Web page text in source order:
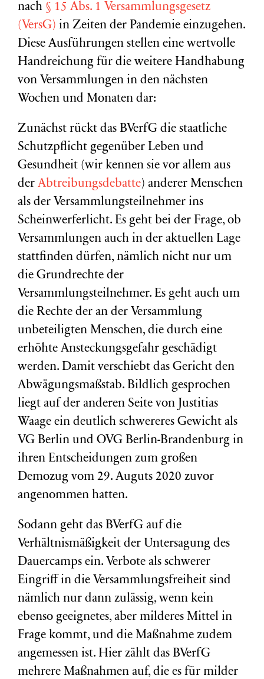
nach § 15 Abs. 1 Versammlungsgesetz
(VersG) in Zeiten der Pandemie einzugehen.
Diese Ausführungen stellen eine wertvolle
Handreichung für die weitere Handhabung
von Versammlungen in den nächsten
Wochen und Monaten dar:
Zunächst rückt das BVerfG die staatliche
Schutzpflicht gegenüber Leben und
Gesundheit (wir kennen sie vor allem aus
der Abtreibungsdebatte) anderer Menschen
als der Versammlungsteilnehmer ins
Scheinwerferlicht. Es geht bei der Frage, ob
Versammlungen auch in der aktuellen Lage
stattfinden dürfen, nämlich nicht nur um
die Grundrechte der
Versammlungsteilnehmer. Es geht auch um
die Rechte der an der Versammlung
unbeteiligten Menschen, die durch eine
erhöhte Ansteckungsgefahr geschädigt
werden. Damit verschiebt das Gericht den
Abwägungsmaßstab. Bildlich gesprochen
liegt auf der anderen Seite von Justitias
Waage ein deutlich schwereres Gewicht als
VG Berlin und OVG Berlin-Brandenburg in
ihren Entscheidungen zum großen
Demozug vom 29. Auguts 2020 zuvor
angenommen hatten.
Sodann geht das BVerfG auf die
Verhältnismäßigkeit der Untersagung des
Dauercamps ein. Verbote als schwerer
Eingriff in die Versammlungsfreiheit sind
nämlich nur dann zulässig, wenn kein
ebenso geeignetes, aber milderes Mittel in
Frage kommt, und die Maßnahme zudem
angemessen ist. Hier zählt das BVerfG
mehrere Maßnahmen auf, die es für milder